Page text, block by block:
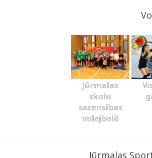
Jūrmalas
skolu
sacensības
volejbolā
Jūrmalas